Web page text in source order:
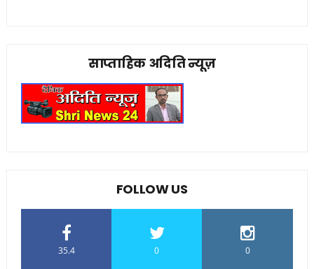
साप्ताहिक अदिति न्यूज़
FOLLOW US
35.4 0 0